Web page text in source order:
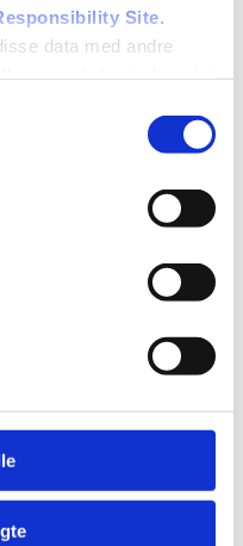
Site
data med andre